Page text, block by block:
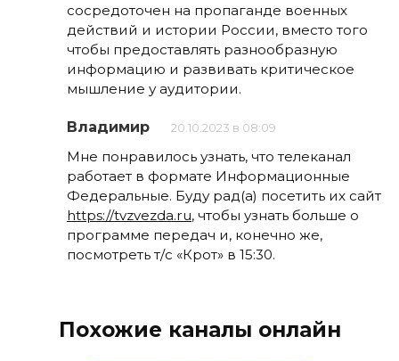
сосредоточен на пропаганде военных
действий и истории России, вместо того
чтобы предоставлять разнообразную
информацию и развивать критическое
мышление у аудитории.
Владимир 20.10.2023 в 08:09
Мне понравилось узнать, что телеканал
работает в формате Информационные
Федеральные. Буду рад(а) посетить их сайт
https://tvzvezda.ru, чтобы узнать больше о
программе передач и, конечно же,
посмотреть т/с «Крот» в 15:30.
Похожие каналы онлайн